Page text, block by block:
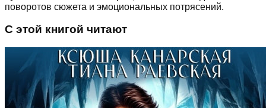
поворотов сюжета и эмоциональных потрясений.
С этой книгой читают